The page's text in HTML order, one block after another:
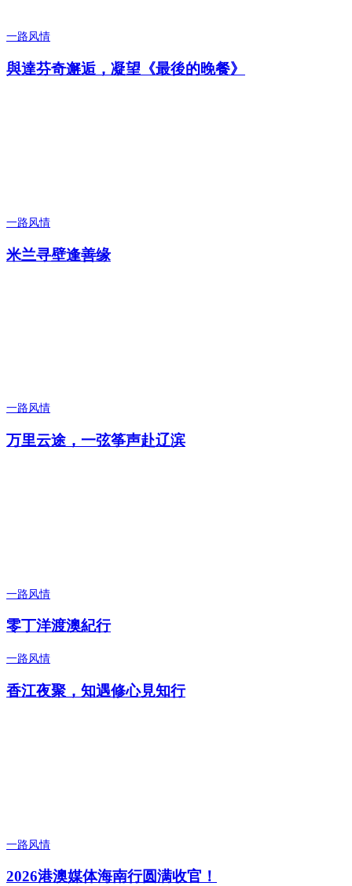
一路风情
與達芬奇邂逅，凝望《最後的晚餐》
一路风情
米兰寻壁逢善缘
一路风情
万里云途，一弦筝声赴辽滨
一路风情
零丁洋渡澳紀行
一路风情
香江夜聚，知遇修心見知行
一路风情
2026港澳媒体海南行圆满收官！